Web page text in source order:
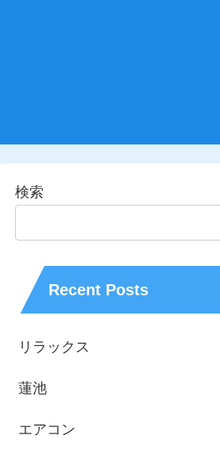
検索
Recent Posts
リラックス
蓮池
エアコン